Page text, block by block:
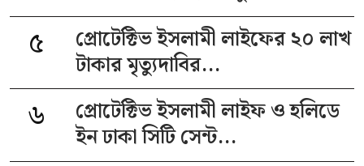
৫
প্রোটেক্টিভ ইসলামী লাইফের ২০ লাখ
টাকার মৃত্যুদাবির...
৬
প্রোটেক্টিভ ইসলামী লাইফ ও হলিডে
ইন ঢাকা সিটি সেন্ট...